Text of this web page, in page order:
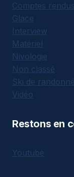
Comptes rendus
Glace
Interview
Matériel
Nivologie
Non classé
Ski de
Vidéo
Restons en
Youtube